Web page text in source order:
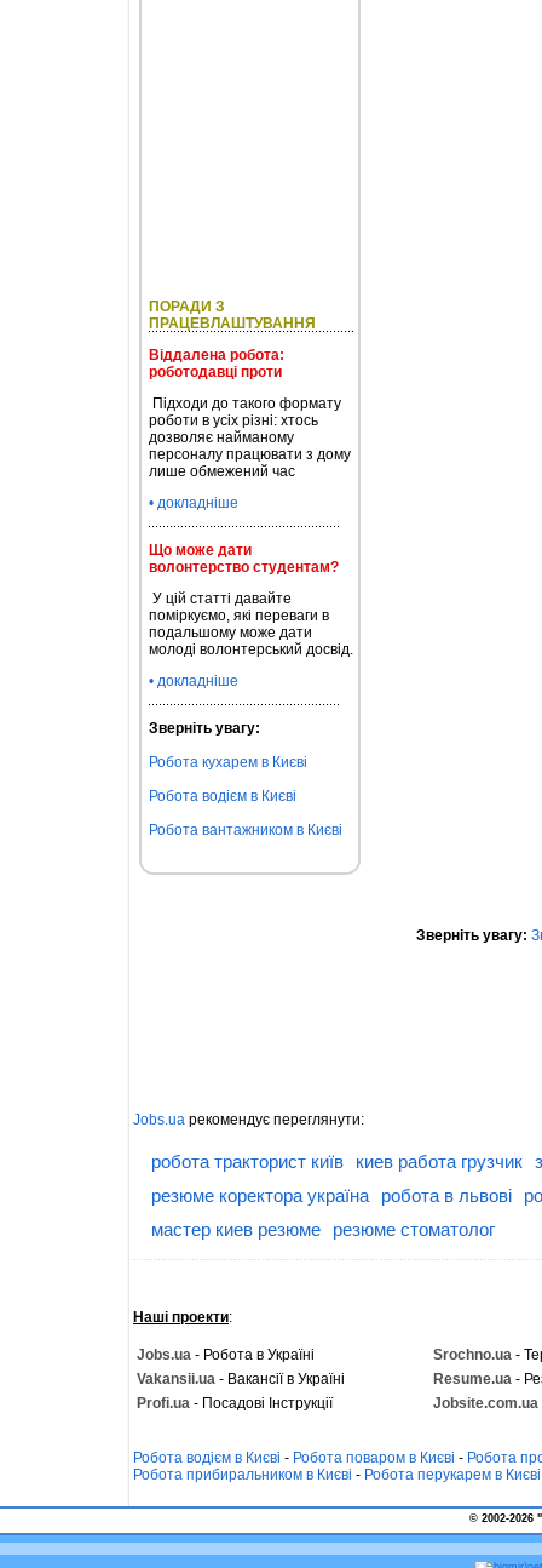
ПОРАДИ З
ПРАЦЕВЛАШТУВАННЯ
Віддалена робота:
роботодавці проти
Підходи до такого формату
роботи в усіх різні: хтось
дозволяє найманому
персоналу працювати з дому
лише обмежений час
• докладніше
Що може дати
волонтерство студентам?
У цій статті давайте
поміркуємо, які переваги в
подальшому може дати
молоді волонтерський досвід.
• докладніше
Зверніть увагу:
Робота кухарем в Києві
Робота водієм в Києві
Робота вантажником в Києві
Зверніть увагу:
Jobs.ua рекомендує переглянути:
робота тракторист київ киев работа грузчик
резюме коректора україна
робота в львові
мастер киев резюме
резюме стоматолог
Наші проекти:
Jobs.ua - Робота в Україні Srochno.ua -
Vakansii.ua - Вакансії в Україні Resume.ua -
Profi.ua - Посадові Інструкції Jobsite.com.ua
Робота водієм в Києві - Робота поваром в Києві - Робота
Робота прибиральником в Києві - Робота перукарем в Києві
© 2002-2026